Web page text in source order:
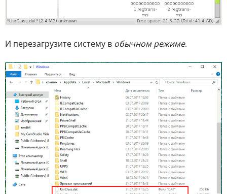
И перезагрузите систему в обычном режиме.